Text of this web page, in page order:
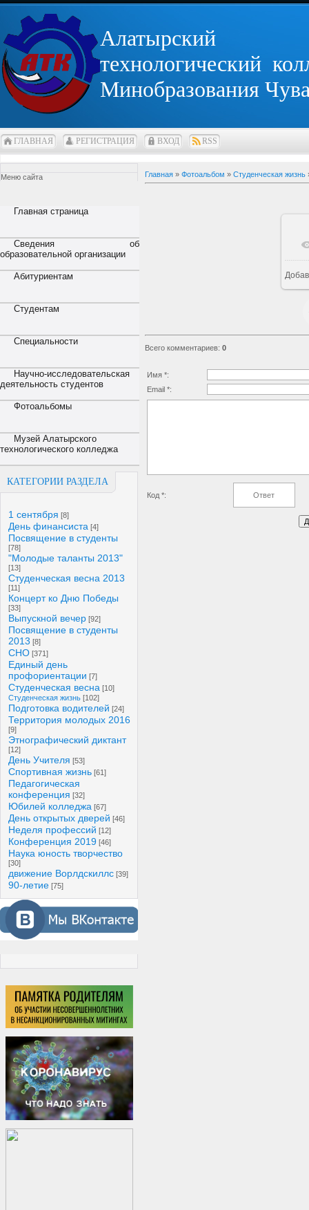
Алатырский
технологический
Минобразования
ГЛАВНАЯ РЕГИСТРАЦИЯ ВХОД RSS
Меню сайта
Главная страница
Сведения об
образовательной организации
Абитуриентам
Студентам
Специальности
Научно-исследовательская
деятельность студентов
Фотоальбомы
Музей Алатырского
технологического колледжа
КАТЕГОРИИ РАЗДЕЛА
1 сентября [8]
День финансиста [4]
Посвящение в студенты
[78]
"Молодые таланты 2013"
[13]
Студенческая весна 2013
[11]
Концерт ко Дню Победы
[33]
Выпускной вечер [92]
Посвящение в студенты
2013 [8]
СНО [371]
Единый день
профориентации [7]
Студенческая весна [10]
Студенческая жизнь [102]
Подготовка водителей [24]
Территория молодых 2016
[9]
Этнографический диктант
[12]
День Учителя [53]
Спортивная жизнь [61]
Педагогическая
конференция [32]
Юбилей колледжа [67]
День открытых дверей [46]
Неделя профессий [12]
Конференция 2019 [46]
Наука юность творчество
[30]
движение Ворлдскиллс [39]
90-летие [75]
Главная » Фотоальбом » Студенческая жизнь
Всего комментариев: 0
Имя *:
Email *:
Код *: